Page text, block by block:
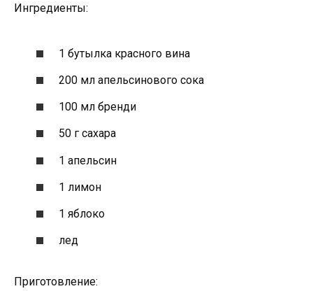
Ингредиенты:
1 бутылка красного вина
200 мл апельсинового сока
100 мл бренди
50 г сахара
1 апельсин
1 лимон
1 яблоко
лед
Приготовление: